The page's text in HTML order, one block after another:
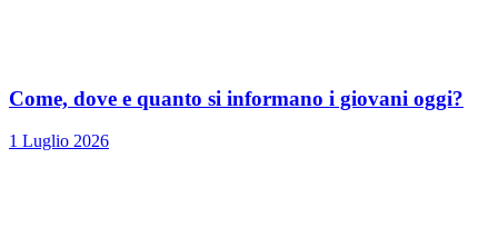
Come, dove e quanto si informano i giovani oggi?
1 Luglio 2026